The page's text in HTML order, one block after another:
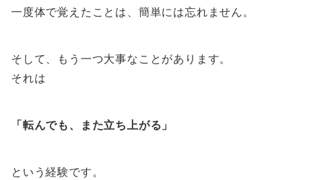
一度体で覚えたことは、簡単には忘れません。
そして、もう一つ大事なことがあります。
それは
「転んでも、また立ち上がる」
という経験です。